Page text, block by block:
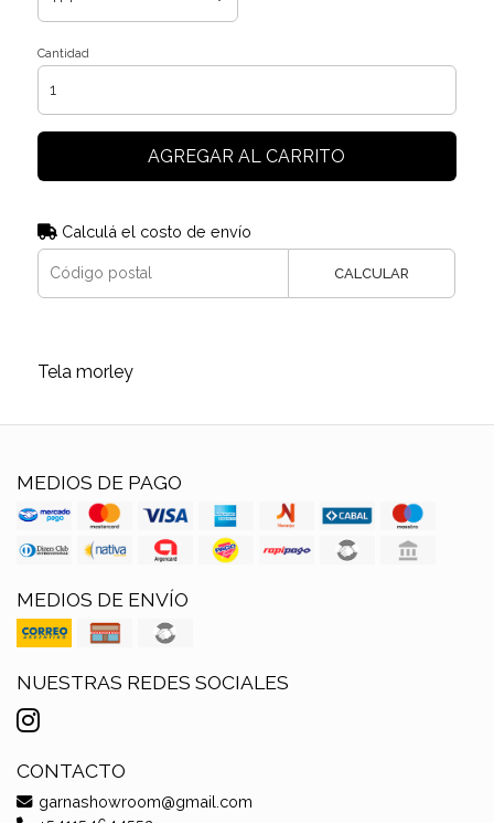
Cantidad
AGREGAR AL CARRITO
Calculá el costo de envío
CALCULAR
Tela morley
MEDIOS DE PAGO
MEDIOS DE ENVÍO
NUESTRAS REDES SOCIALES
CONTACTO
garnashowroom@gmail.com